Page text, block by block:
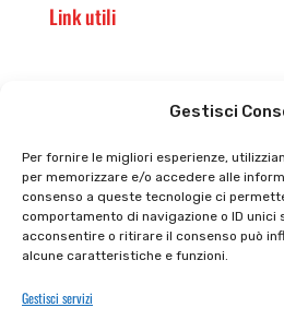
Gestisci
Per fornire le migliori esperienze,
per memorizzare e/o accedere alle
consenso a queste tecnologie ci
comportamento di navigazione o ID unici
acconsentire o ritirare il consenso può
alcune caratteristiche e funzioni.
Gestisci servizi
Link utili
Privacy policy
Cookie policy